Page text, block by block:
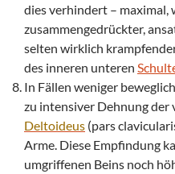
dies verhindert – maximal,
zusammengedrückter,
selten wirklich
des inneren unteren
In Fällen weniger
zu intensiver Dehnung der
Deltoideus (pars
Arme. Diese Empfindung
umgriffenen Beins noch